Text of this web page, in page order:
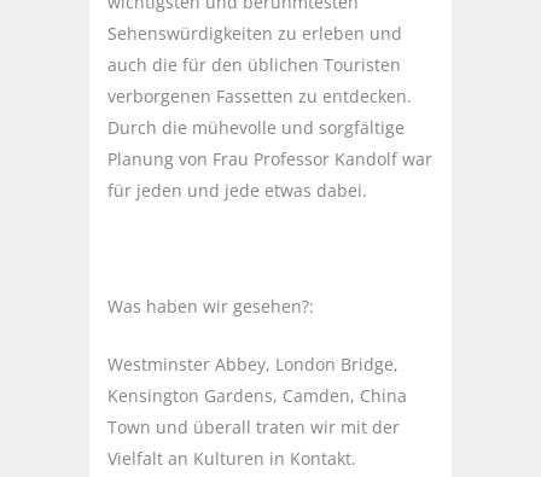
Sehenswürdigkeiten zu erleben und
auch die für den üblichen Touristen
verborgenen Fassetten zu entdecken.
Durch die mühevolle und sorgfältige
Planung von Frau Professor Kandolf war
für jeden und jede etwas dabei.
Was haben wir gesehen?:
Westminster Abbey, London Bridge,
Kensington Gardens, Camden, China
Town und überall traten wir mit der
Vielfalt an Kulturen in Kontakt.